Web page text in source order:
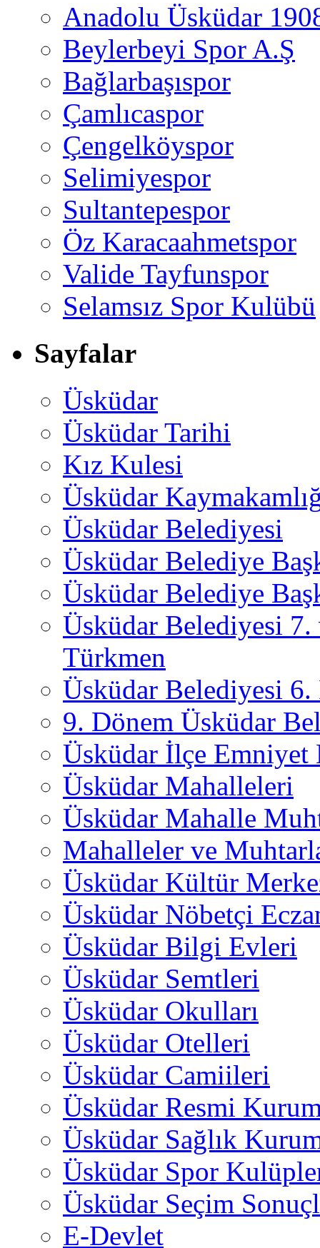
Anadolu Üsküdar
Beylerbeyi Spor A.Ş
Bağlarbaşıspor
Çamlıcaspor
Çengelköyspor
Selimiyespor
Sultantepespor
Öz Karacaahmetspor
Valide Tayfunspor
Selamsız Spor Kulübü
Sayfalar
Üsküdar
Üsküdar Tarihi
Kız Kulesi
Üsküdar
Üsküdar Belediyesi
Üsküdar Belediye
Üsküdar Belediye
Üsküdar Belediyesi
Türkmen
Üsküdar Belediyesi 6.
9. Dönem Üsküdar
Üsküdar İlçe
Üsküdar Mahalleleri
Üsküdar Mahalle
Mahalleler ve
Üsküdar Kültür
Üsküdar Nöbetçi
Üsküdar Bilgi Evleri
Üsküdar Semtleri
Üsküdar Okulları
Üsküdar Otelleri
Üsküdar Camiileri
Üsküdar Resmi
Üsküdar Sağlık
Üsküdar Spor
Üsküdar Seçim
E-Devlet